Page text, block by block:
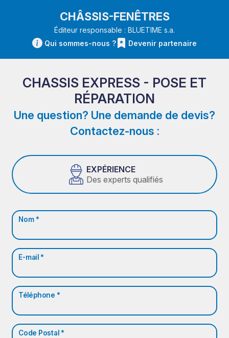
CHÂSSIS-FENÊTRES
Éditeur responsable : BLUETIME s.a.
Qui sommes-nous ?
Devenir partenaire
CHASSIS EXPRESS - POSE ET
RÉPARATION
Une question? Une demande de devis?
Contactez-nous :
EXPÉRIENCE
Des experts qualifiés
Nom *
E-mail *
Téléphone *
Code Postal *